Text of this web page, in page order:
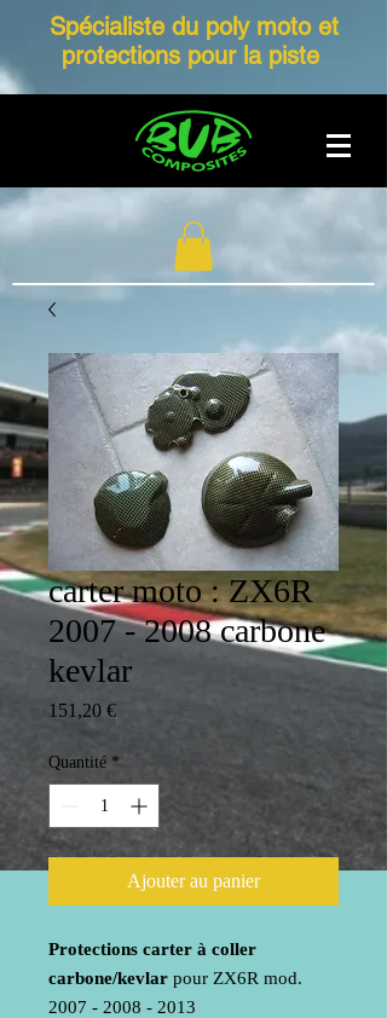
Spécialiste du poly moto et
protections pour la piste
carter moto : ZX6R
2007 - 2008 carbone
kevlar
151,20 €Prix
Quantité *
Ajouter au panier
Protections carter à coller
carbone/kevlar pour ZX6R mod.
2007 - 2008 - 2013